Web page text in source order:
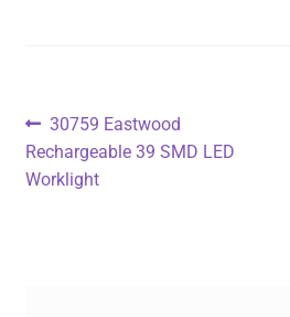
Navigasi
pos
Previous
post:
30759 Eastwood
Rechargeable 39 SMD LED
Worklight